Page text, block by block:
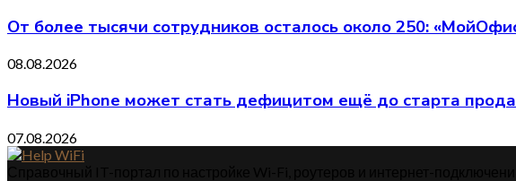
От более тысячи сотрудников осталось около 250:
08.08.2026
Новый iPhone может стать дефицитом ещё до старта
07.08.2026